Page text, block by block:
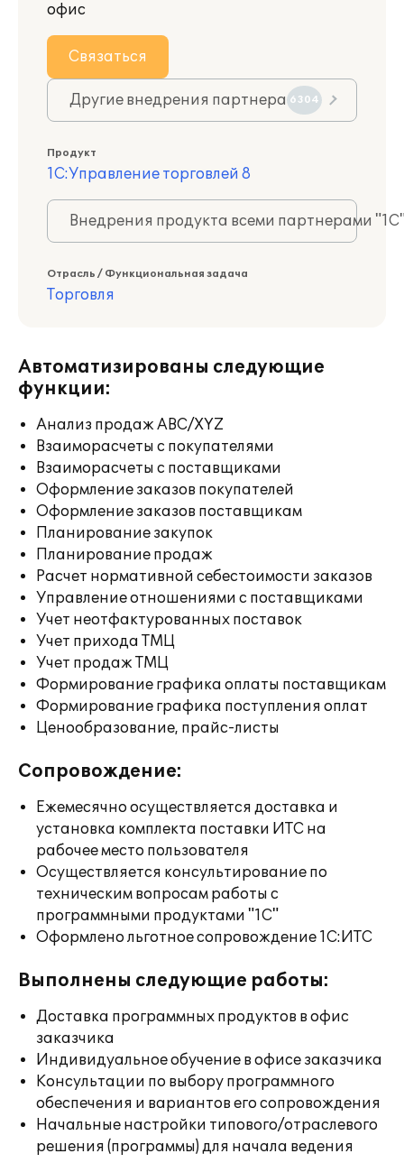
офис
Связаться
Другие внедрения партнера 6304
Продукт
1С:Управление торговлей 8
Внедрения продукта всеми партнерами
Отрасль / Функциональная задача
Торговля
Автоматизированы следующие
функции:
Анализ продаж ABC/XYZ
Взаиморасчеты с покупателями
Взаиморасчеты с поставщиками
Оформление заказов покупателей
Оформление заказов поставщикам
Планирование закупок
Планирование продаж
Расчет нормативной себестоимости заказов
Управление отношениями с поставщиками
Учет неотфактурованных поставок
Учет прихода ТМЦ
Учет продаж ТМЦ
Формирование графика оплаты поставщикам
Формирование графика поступления оплат
Ценообразование, прайс-листы
Сопровождение:
Ежемесячно осуществляется доставка и
установка комплекта поставки ИТС на
рабочее место пользователя
Осуществляется консультирование по
техническим вопросам работы с
программными продуктами "1С"
Оформлено льготное сопровождение 1С:ИТС
Выполнены следующие работы:
Доставка программных продуктов в офис
заказчика
Индивидуальное обучение в офисе заказчика
Консультации по выбору программного
обеспечения и вариантов его сопровождения
Начальные настройки типового/отраслевого
решения (программы) для начала ведения